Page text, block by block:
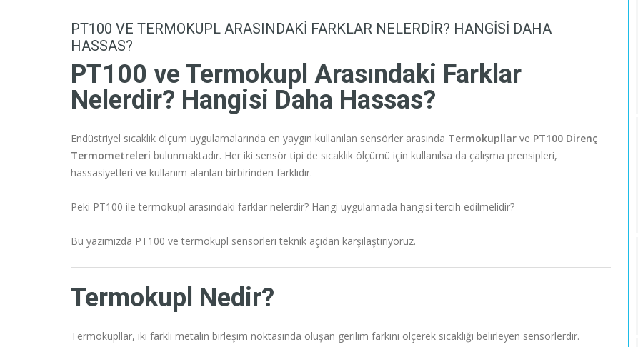
PT100 VE TERMOKUPL ARASINDAKI FARKLAR NELERDIR? HANGISI DAHA
HASSAS?
PT100 ve Termokupl Arasındaki Farklar
Nelerdir? Hangisi Daha Hassas?
Endüstriyel sıcaklık ölçüm uygulamalarında en yaygın kullanılan sensörler arasında Termokupllar ve PT100 Direnç
Termometreleri bulunmaktadır. Her iki sensör tipi de sıcaklık ölçümü için kullanılsa da çalışma prensipleri,
hassasiyetleri ve kullanım alanları birbirinden farklıdır.
Peki PT100 ile termokupl arasındaki farklar nelerdir? Hangi uygulamada hangisi tercih edilmelidir?
Bu yazımızda PT100 ve termokupl sensörleri teknik açıdan karşılaştırıyoruz.
Termokupl Nedir?
Termokupllar, iki farklı metalin birleşim noktasında oluşan gerilim farkını ölçerek sıcaklığı belirleyen sensörlerdir.